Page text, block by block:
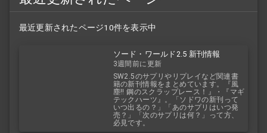
最近更新されたページ10件を表示中
ソード・ワールド2.5 新刊情報
3週間前に更新
SW2.5のサプリやリプレイなど関連書
籍の新刊情報をまとめています。『風
塵!! 鋼のスクラップレース！』・『マギ
テックハーツ』。「ソドワの新刊って
いつ出るの？」「あのサプリはいつ発
売？」「次のサプリは何？」って方、
必見です。